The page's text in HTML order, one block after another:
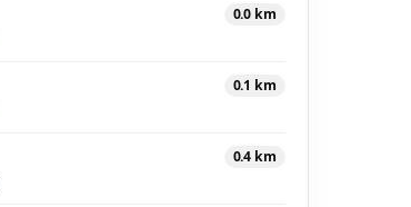
0.0 km
0.1 km
0.4 km